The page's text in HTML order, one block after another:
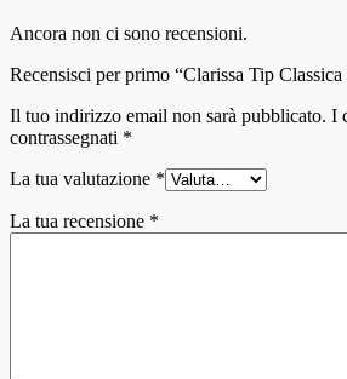
Ancora non ci sono recensioni.
Recensisci per primo “Clarissa Tip
Il tuo indirizzo email non sarà pubblicato. I
contrassegnati *
La tua valutazione *
La tua recensione *